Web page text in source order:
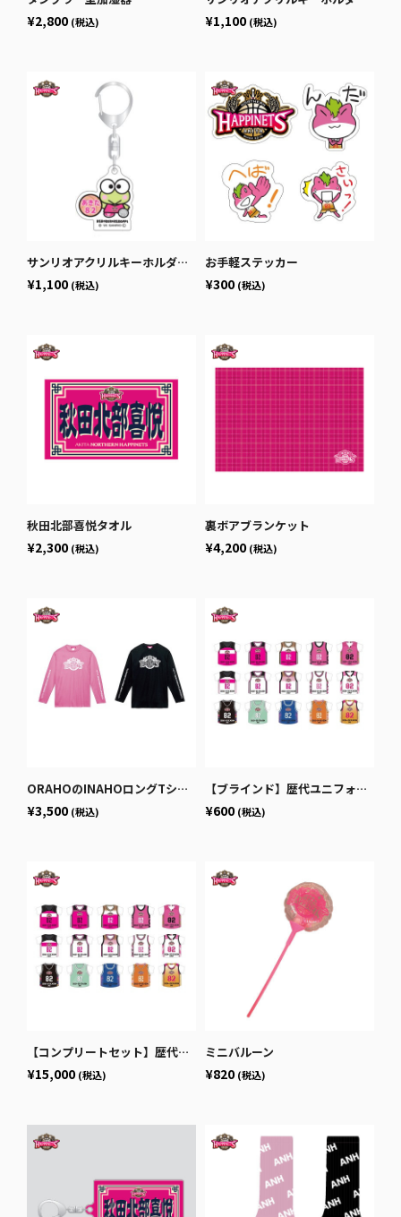
¥2,800 (税込) ¥1,100 (税込)
サンリオアクリルキーホルダー_けろっぴ
¥1,100 (税込)
お手軽ステッカー
¥300 (税込)
秋田北部喜悦タオル
¥2,300 (税込)
裏ボアブランケット
¥4,200 (税込)
ORAHOのINAHOロングTシャツ
¥3,500 (税込)
【ブラインド】歴代ユニフォーム額プチ_2020-21~2024-25
¥600 (税込)
【コンプリートセット】歴代ユニフォーム額プチ_2020-21~2024-25
¥15,000 (税込)
ミニバルーン
¥820 (税込)